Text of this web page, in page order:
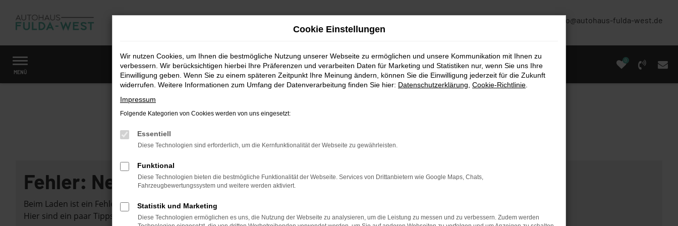
Zum
Hauptinhalt
info@autohaus-fulda-west.de
MENÜ
0
Startseite Fahrzeugmarkt
Fehler: Network Error
Beim Laden ist ein Fehler aufgetreten.
Hier sind ein paar Tipps, die dir helfen können:
Cookie Einstellungen
Wir nutzen Cookies, um Ihnen die bestmögliche Nutzung unserer Webseite zu ermöglichen und unsere Kommunikation mit Ihnen zu
verbessern. Wir berücksichtigen hierbei Ihre Präferenzen und verarbeiten Daten für Marketing und Statistiken nur, wenn Sie uns Ihre
Einwilligung geben. Wenn Sie zu einem späteren Zeitpunkt Ihre Meinung ändern, können Sie die Einwilligung jederzeit für die Zukunft
widerrufen. Weitere Informationen zum Umfang der Datenverarbeitung finden Sie hier: Datenschutzerklärung Cookie-Richtlinie
Impressum
Folgende Kategorien von Cookies werden von uns eingesetzt:
Essentiell
Diese Technologien sind erforderlich, um die Kernfunktionalität der Webseite zu gewährleisten.
Funktional
Diese Technologien bieten die bestmögliche Funktionalität der Webseite. Services von Drittanbietern wie Google Maps, Chats,
Fahrzeugbewertungssystem und weitere werden aktiviert.
Statistik und Marketing
Diese Technologien ermöglichen es uns, die Nutzung der Webseite zu analysieren, um die Leistung zu messen und zu verbessern. Zudem werden